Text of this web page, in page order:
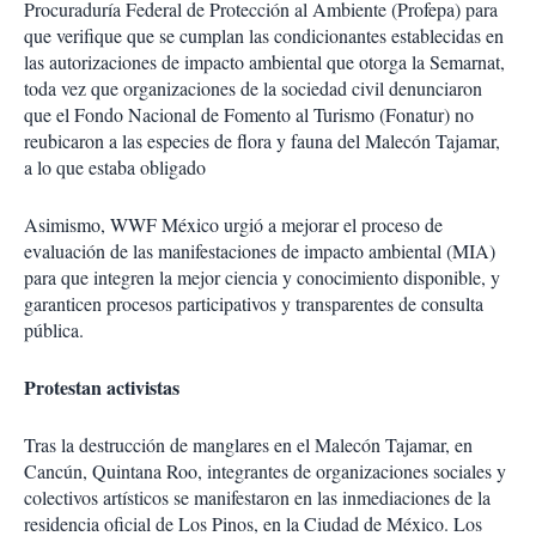
Procuraduría Federal de Protección al Ambiente (Profepa) para
que verifique que se cumplan las condicionantes establecidas en
las autorizaciones de impacto ambiental que otorga la Semarnat,
toda vez que organizaciones de la sociedad civil denunciaron
que el Fondo Nacional de Fomento al Turismo (Fonatur) no
reubicaron a las especies de flora y fauna del Malecón Tajamar,
a lo que estaba obligado
Asimismo, WWF México urgió a mejorar el proceso de
evaluación de las manifestaciones de impacto ambiental (MIA)
para que integren la mejor ciencia y conocimiento disponible, y
garanticen procesos participativos y transparentes de consulta
pública.
Protestan activistas
Tras la destrucción de manglares en el Malecón Tajamar, en
Cancún, Quintana Roo, integrantes de organizaciones sociales y
colectivos artísticos se manifestaron en las inmediaciones de la
residencia oficial de Los Pinos, en la Ciudad de México. Los